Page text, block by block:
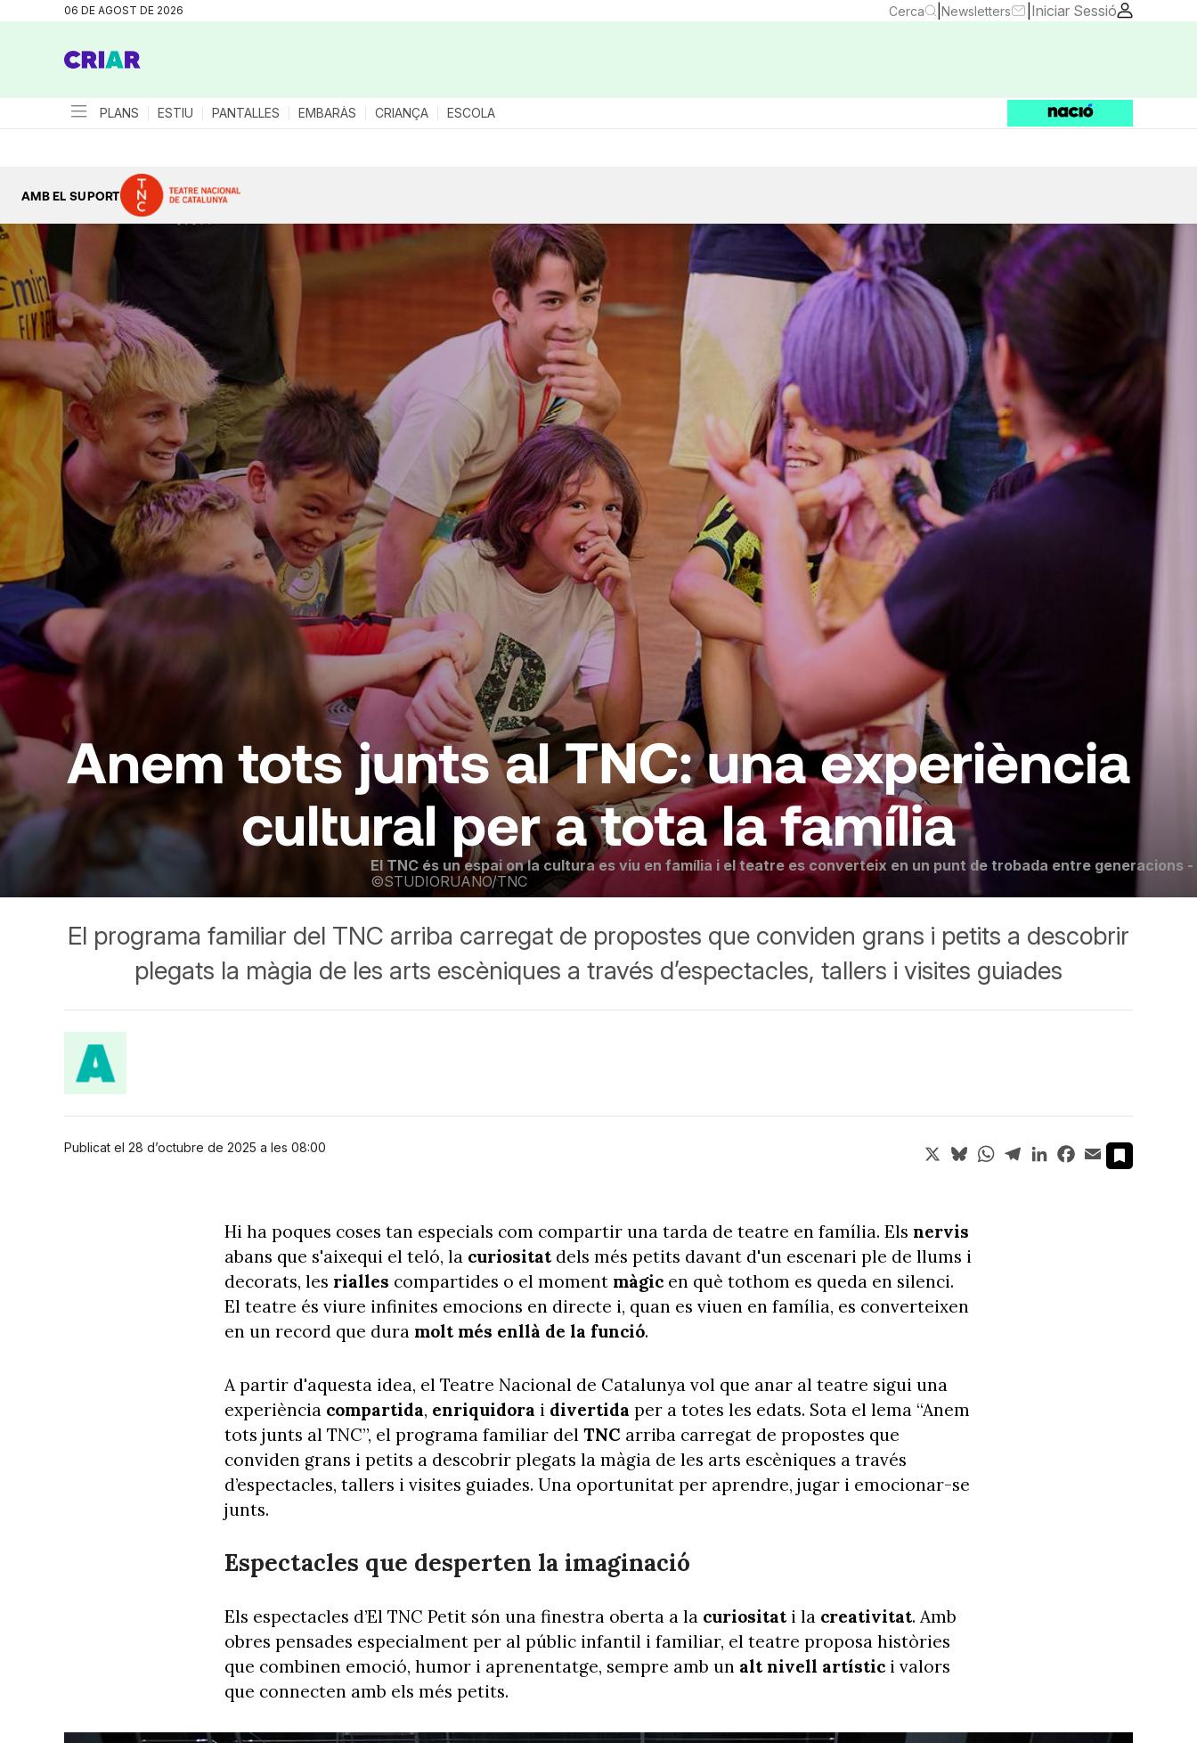
06 DE AGOST DE 2026 Cerca Newsletters Iniciar Sessió
PLANS ESTIU PANTALLES EMBARÀS CRIANÇA ESCOLA
AMB EL SUPORT
El TNC és un espai on la cultura es viu en família i el teatre es converteix en un punt de trobada entre generacions -
©STUDIORUANO/TNC
Anem tots junts al TNC: una experiència
cultural per a tota la família
El programa familiar del TNC arriba carregat de propostes que conviden grans i petits a descobrir
plegats la màgia de les arts escèniques a través d’espectacles, tallers i visites guiades
Publicat el 28 d’octubre de 2025 a les 08:00 X BlueskyWhatsApp
TelegramLinkedInFacebook
Email
Hi ha poques coses tan especials com compartir una tarda de teatre en família. Els nervis
abans que s'aixequi el teló, la curiositat dels més petits davant d'un escenari ple de llums i
decorats, les rialles compartides o el moment màgic en què tothom es queda en silenci.
El teatre és viure infinites emocions en directe i, quan es viuen en família, es converteixen
en un record que dura molt més enllà de la funció.
A partir d'aquesta idea, el Teatre Nacional de Catalunya vol que anar al teatre sigui una
experiència compartida, enriquidora i divertida per a totes les edats. Sota el lema “Anem
tots junts al TNC”, el programa familiar del TNC arriba carregat de propostes que
conviden grans i petits a descobrir plegats la màgia de les arts escèniques a través
d’espectacles, tallers i visites guiades. Una oportunitat per aprendre, jugar i emocionar-se
junts.
Espectacles que desperten la imaginació
Els espectacles d’El TNC Petit són una finestra oberta a la curiositat i la creativitat. Amb
obres pensades especialment per al públic infantil i familiar, el teatre proposa històries
que combinen emoció, humor i aprenentatge, sempre amb un alt nivell artístic i valors
que connecten amb els més petits.